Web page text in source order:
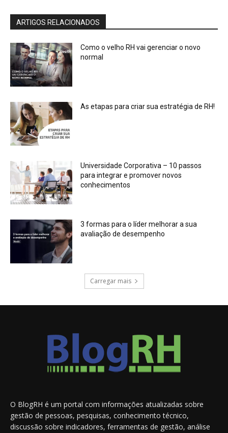
ARTIGOS RELACIONADOS
Como o velho RH vai gerenciar o novo
normal
As etapas para criar sua estratégia de RH!
Universidade Corporativa – 10 passos
para integrar e promover novos
conhecimentos
3 formas para o líder melhorar a sua
avaliação de desempenho
Carregar mais
O BlogRH é um portal com informações atualizadas sobre
gestão de pessoas, pesquisas, conhecimento técnico,
discussão sobre indicadores, ferramentas de gestão, análise